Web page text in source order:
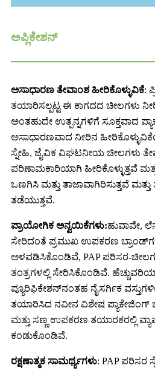
ಅಪ್ಲಿಕೇಶನ್
ಅಸಾಧಾರಣ ತೇವಾಂಶ ಹೀರಿಕೊಳ್ಳುವಿಕೆ:
ತಯಾರಿಸಲ್ಪಟ್ಟ ಈ ಕಾಗದದ ಚೀಲಗಳು
ಅಂತಹುದೇ ಉತ್ಪನ್ನಗಳಿಗೆ ಸೂಕ್ತವಾದ
ಅಸಾಧಾರಣವಾದ ನೀರಿನ
ಸ್ನೇಹಿ, ಜೈವಿಕ ವಿಘಟನೀಯ ಚೀಲಗಳು
ಪರಿಣಾಮಕಾರಿಯಾಗಿ ಹೀರಿಕೊಳ್ಳುತ್ತವೆ
ಒಣಗಿಸಿ ಮತ್ತು ತಾಜಾವಾಗಿರಿಸುತ್ತವೆ
ತಡೆಯುತ್ತವೆ.
ಪ್ರಾಯೋಗಿಕ ಅನ್ವಯಿಕೆಗಳು:ಹುವಾವೇ,
ಸೇರಿದಂತೆ ಪ್ರಮುಖ ಉಪಕರಣ
ಅಳವಡಿಸಿಕೊಂಡಿವೆ, PAP ಪರಿಸರ-
ತಂತ್ರಗಳಲ್ಲಿ ಸೇರಿಸಿಕೊಂಡಿವೆ.
ಪ್ಯೂರಿಫಿಕೇಶನ್‌ನಂತಹ ನೈಸರ್ಗಿಕ
ತಯಾರಿಸಿದ ನವೀನ ವಿಶೇಷ ಪ್ಯಾಕೇಜಿಂಗ್
ಮತ್ತು ಸಣ್ಣ ಉಪಕರಣ ತಯಾರಕರಲ್ಲಿ
ಕಂಡುಕೊಂಡಿವೆ.
ರಕ್ಷಣಾತ್ಮಕ ಸಾಮರ್ಥ್ಯಗಳು: PAP ಪರಿಸರ